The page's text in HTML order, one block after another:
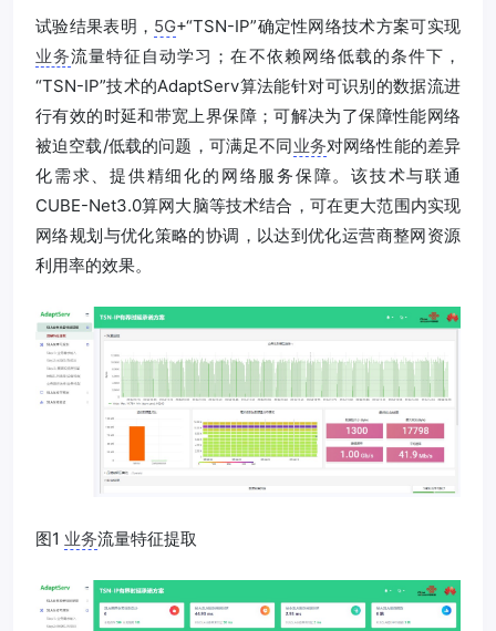
试验结果表明， 5G+“TSN-IP”确定性网络技术方案可实现
业务流量特征自动学习；在不依赖网络低载的条件下，
“TSN-IP”技术的AdaptServ算法能针对可识别的数据流进
行有效的时延和带宽上界保障；可解决为了保障性能网络
被迫空载/低载的问题，可满足不同业务对网络性能的差异
化需求、提供精细化的网络服务保障。该技术与联通
CUBE-Net3.0算网大脑等技术结合，可在更大范围内实现
网络规划与优化策略的协调，以达到优化运营商整网资源
利用率的效果。
图1 业务流量特征提取